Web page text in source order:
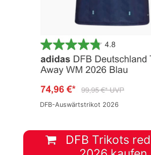
DFB-Auswärtstrikot 2026
DFB Trikots